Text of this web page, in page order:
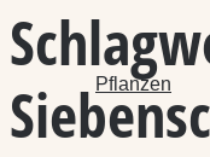
Pflanzen